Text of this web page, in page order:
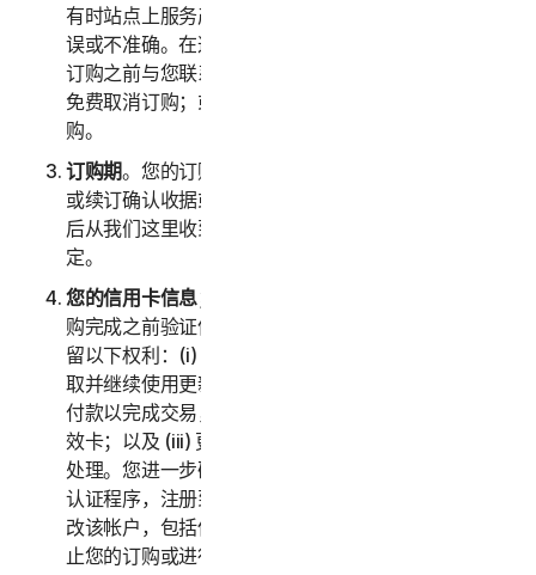
有时站点上服务产品的价格或说明可能会无意间发生错
误或不准确。在这种情况下，诺顿卫复客将在确认您的
订购之前与您联系以获取指示，并且您可以选择：(i)
免费取消订购；或者 (ii) 根据修改后的信息继续进行订
购。
订购期。您的订购期（以下称“
或续订确认收据或电子邮件（例如，您在购买服务订购
后从我们这里收到的购买或确认电子邮件）中进行规
定。
您的信用卡信息；订购购买的接受
购完成之前验证信用卡/借记卡付款的权利。我们还保
留以下权利：(i) 从卡品牌方以电子方式（如适用）获
取并继续使用更新的信用卡帐户信息；(ii) 重试失败的
付款以完成交易，包括但不限于重试延长过期日期的失
效卡；以及 (iii) 更改或变更授权第三方以协助进行付款
处理。您进一步确认并同意，根据我们现行的客户身份
认证程序，注册到您帐户的另一位成年客户可以授权更
改该帐户，包括但不限于更改付款方式或服务，包括终
止您的订购或进行可能会导致额外费用的变更。在任何